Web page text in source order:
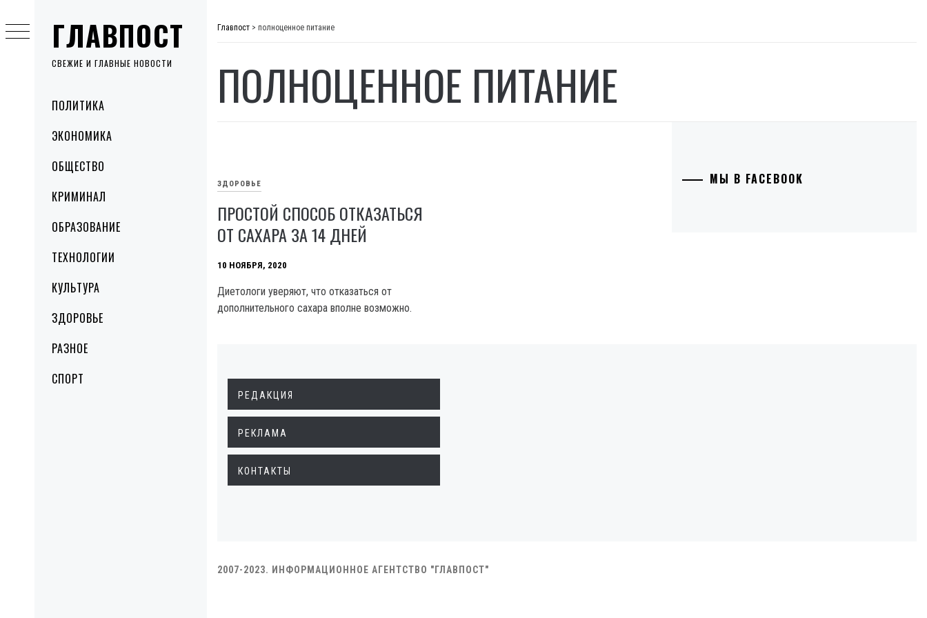
ГЛАВПОСТ
СВЕЖИЕ И ГЛАВНЫЕ НОВОСТИ
MenuПОЛИТИКА
ЭКОНОМИКА
ОБЩЕСТВО
КРИМИНАЛ
ОБРАЗОВАНИЕ
ТЕХНОЛОГИИ
КУЛЬТУРА
ЗДОРОВЬЕ
РАЗНОЕ
СПОРТ
to
content
Главпост > полноценное питание
ПОЛНОЦЕННОЕ ПИТАНИЕ
ЗДОРОВЬЕ
ПРОСТОЙ СПОСОБ ОТКАЗАТЬСЯ
ОТ САХАРА ЗА 14 ДНЕЙ
10 НОЯБРЯ, 2020
Диетологи уверяют, что отказаться от
дополнительного сахара вполне возможно.
МЫ В FACEBOOK
РЕДАКЦИЯ
РЕКЛАМА
КОНТАКТЫ
2007-2023. ИНФОРМАЦИОННОЕ АГЕНТСТВО "ГЛАВПОСТ"